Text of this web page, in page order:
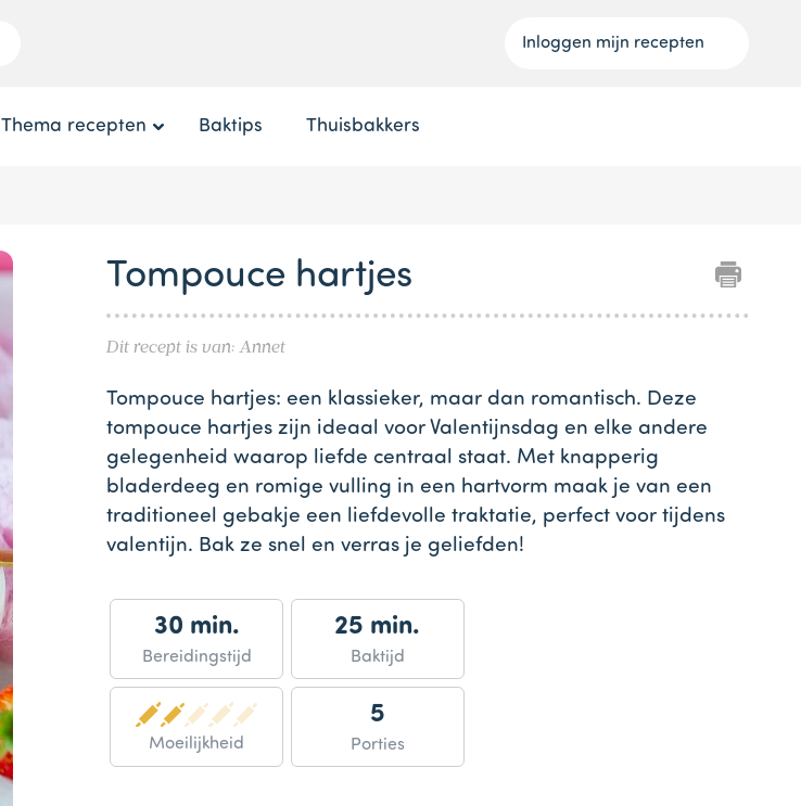
Inloggen mijn recepten
Thema recepten Baktips Thuisbakkers
Tompouce hartjes
Dit recept is van: Annet
Tompouce hartjes: een klassieker, maar dan romantisch. Deze
tompouce hartjes zijn ideaal voor Valentijnsdag en elke andere
gelegenheid waarop liefde centraal staat. Met knapperig
bladerdeeg en romige vulling in een hartvorm maak je van een
traditioneel gebakje een liefdevolle traktatie, perfect voor tijdens
valentijn. Bak ze snel en verras je geliefden!
30 min.
Bereidingstijd
25 min.
Baktijd
Moeilijkheid
5
Porties